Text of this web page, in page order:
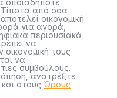
οποιαδήποτε
από όσα
οικονομική
για αγορά,
περιουσιακά
να
τους
να
συμβούλους.
ανατρέξτε
και στους Όρους